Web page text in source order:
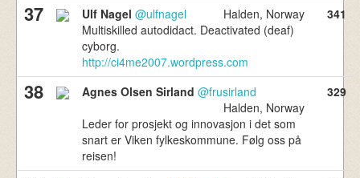
37 Ulf Nagel @ulfnagel
Halden, Norway
Multiskilled autodidact. Deactivated (deaf)
cyborg.
http://ci4me2007.wordpress.com
341
38 Agnes Olsen Sirland @frusirland
Halden, Norway
Leder for prosjekt og innovasjon i det som
snart er Viken fylkeskommune. Følg oss på
reisen!
329